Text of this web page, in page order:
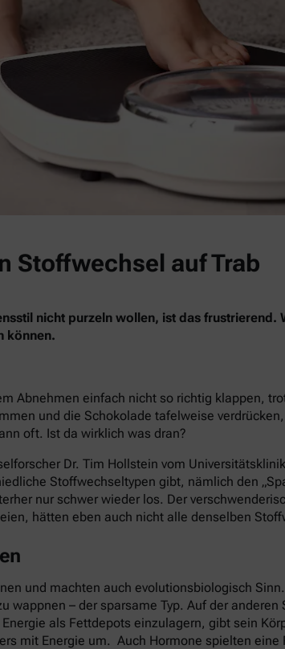
Stoffwechsel auf Trab
nicht purzeln wollen, ist das
können.
Abnehmen einfach nicht so richtig klappen,
und die Schokolade tafelweise
oft. Ist da wirklich was dran?
Dr. Tim Hollstein vom
Stoffwechseltypen gibt, nämlich den
nur schwer wieder los. Der
hätten eben auch nicht alle denselben
und machten auch evolutionsbiologisch
wappnen – der sparsame Typ. Auf der
als Fettdepots einzulagern, gibt sein
mit Energie um. Auch Hormone spielten eine